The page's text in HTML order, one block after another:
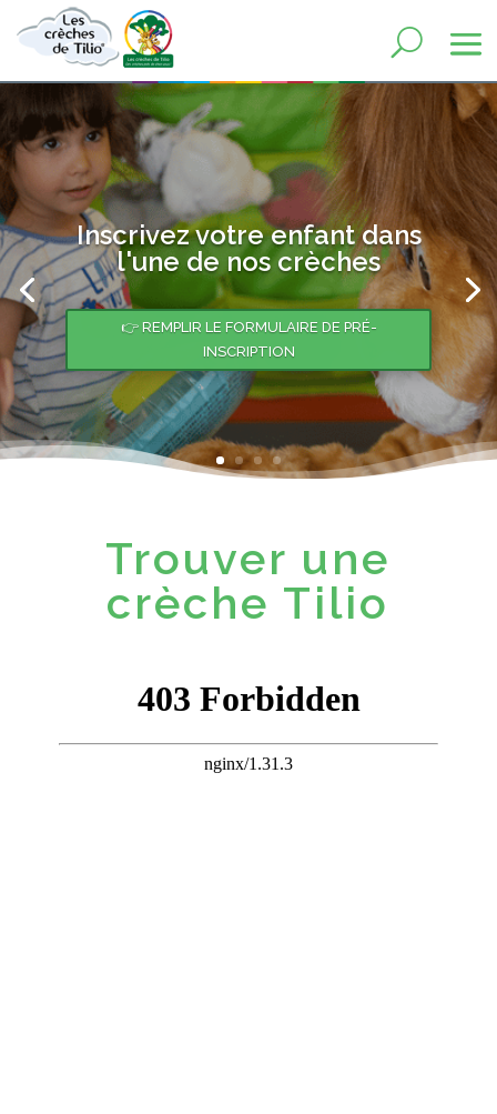
Inscrivez votre enfant dans
l'une de nos crèches
👉 REMPLIR LE FORMULAIRE DE PRÉ-
INSCRIPTION
Trouver une
crèche Tilio